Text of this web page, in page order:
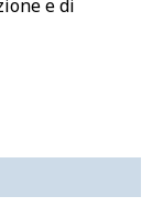
e di